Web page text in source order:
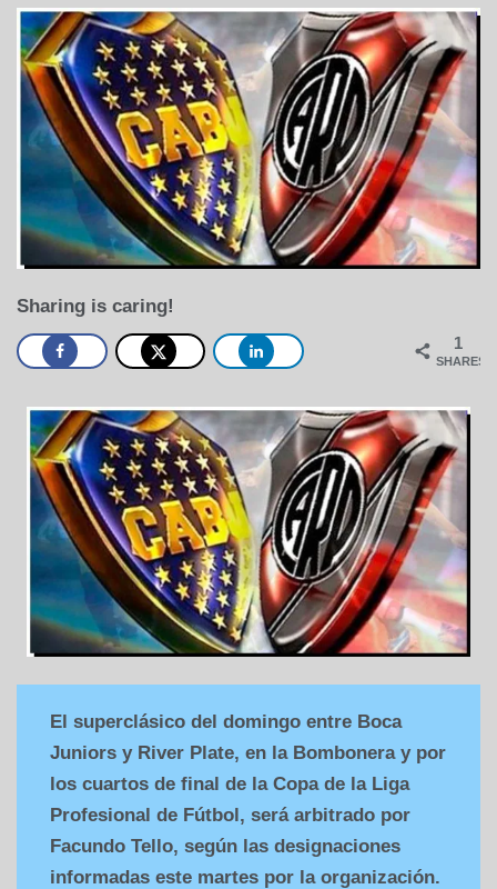
Sharing is caring!
1
SHARES
El superclásico del domingo entre Boca
Juniors y River Plate, en la Bombonera y por
los cuartos de final de la Copa de la Liga
Profesional de Fútbol, será arbitrado por
Facundo Tello, según las designaciones
informadas este martes por la organización.